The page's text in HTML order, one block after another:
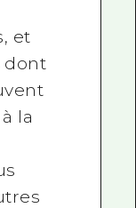
et
dont
la